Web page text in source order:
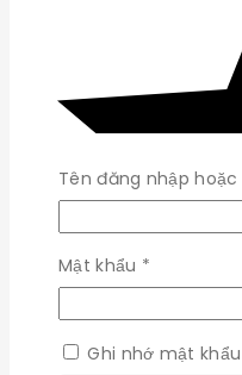
Tên đăng nhập
Mật khẩu *
buộc
Ghi nhớ mật khẩu